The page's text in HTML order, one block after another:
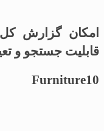
امکان گزارش
قابلیت جستجو و
Furniture10